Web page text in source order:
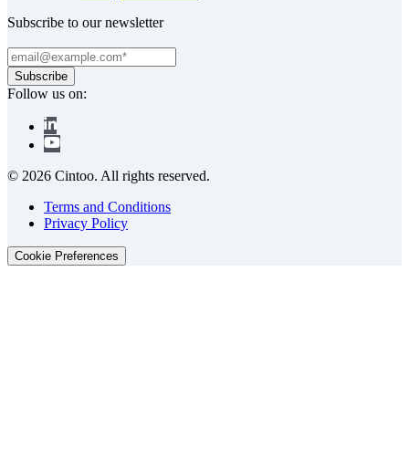
Subscribe to our newsletter
Follow us on:
© 2026 Cintoo. All rights reserved.
Terms and Conditions
Privacy Policy
Cookie Preferences